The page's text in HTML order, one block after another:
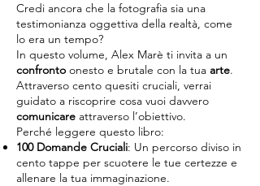
Credi ancora che la fotografia sia una
testimonianza oggettiva della realtà, come
lo era un tempo?
In questo volume, Alex Marè ti invita a un
confronto onesto e brutale con la tua arte.
Attraverso cento quesiti cruciali, verrai
guidato a riscoprire cosa vuoi davvero
comunicare attraverso l’obiettivo.
Perché leggere questo libro:
100 Domande Cruciali: Un percorso diviso in
cento tappe per scuotere le tue certezze e
allenare la tua immaginazione.